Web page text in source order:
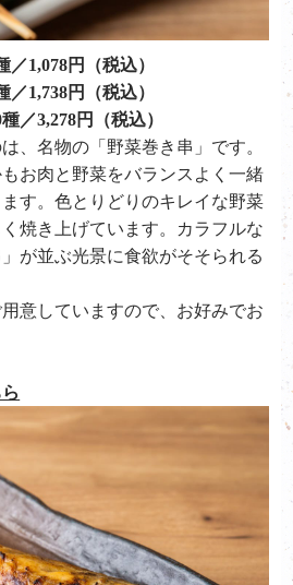
1,078円（税込）
1,738円（税込）
／3,278円（税込）
、名物の「野菜巻き串」です。
お肉と野菜をバランスよく一緒
す。色とりどりのキレイな野菜
焼き上げています。カラフルな
が並ぶ光景に食欲がそそられる
用意していますので、お好みでお